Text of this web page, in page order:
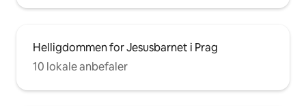
Helligdommen for Jesusbarnet i Prag
10 lokale anbefaler